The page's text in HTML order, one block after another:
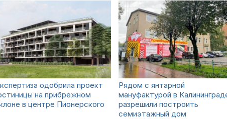
одобрила проект
на прибрежном
в центре Пионерского
Рядом с янтарной
мануфактурой в
разрешили построить
семиэтажный дом